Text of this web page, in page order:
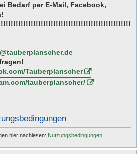
Bedarf per E-Mail, Facebook,
Tauberplanscher
tauberplanscher/
hier nachlesen: Nutzungsbedingungen